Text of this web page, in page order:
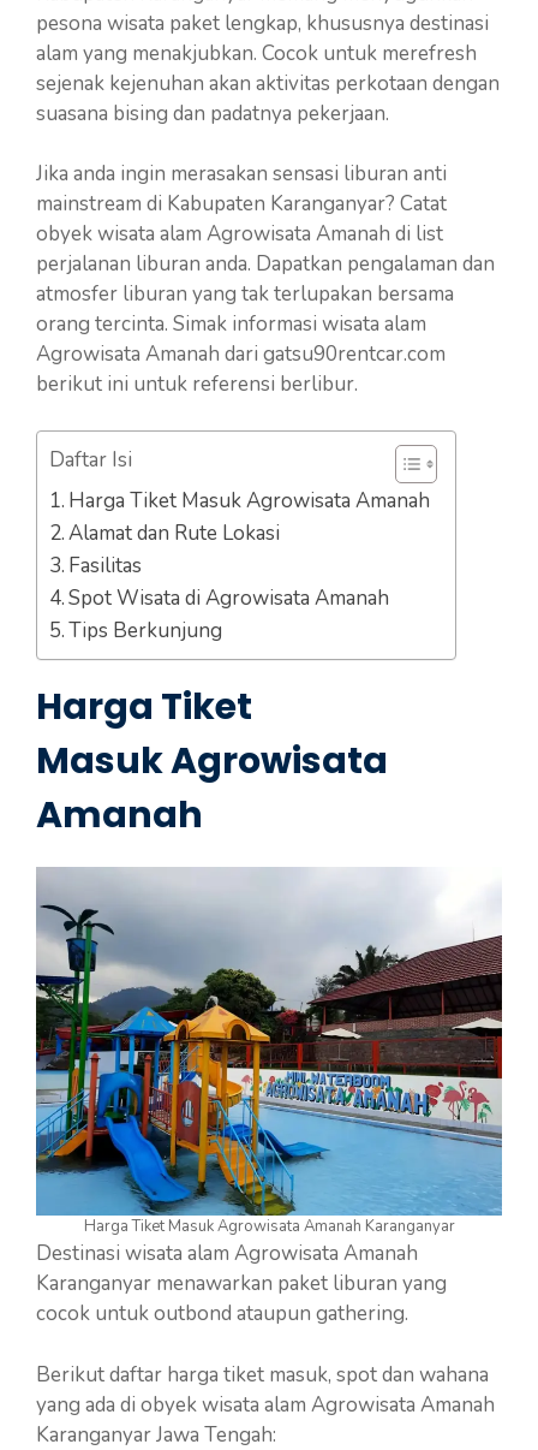
pesona wisata paket lengkap, khususnya destinasi
alam yang menakjubkan. Cocok untuk merefresh
sejenak kejenuhan akan aktivitas perkotaan dengan
suasana bising dan padatnya pekerjaan.
Jika anda ingin merasakan sensasi liburan anti
mainstream di Kabupaten Karanganyar? Catat
obyek wisata alam Agrowisata Amanah di list
perjalanan liburan anda. Dapatkan pengalaman dan
atmosfer liburan yang tak terlupakan bersama
orang tercinta. Simak informasi wisata alam
Agrowisata Amanah dari gatsu90rentcar.com
berikut ini untuk referensi berlibur.
Daftar Isi
Harga Tiket Masuk Agrowisata Amanah
Alamat dan Rute Lokasi
Fasilitas
Spot Wisata di Agrowisata Amanah
Tips Berkunjung
Harga Tiket
Masuk Agrowisata
Amanah
Harga Tiket Masuk Agrowisata Amanah Karanganyar
Destinasi wisata alam Agrowisata Amanah
Karanganyar menawarkan paket liburan yang
cocok untuk outbond ataupun gathering.
Berikut daftar harga tiket masuk, spot dan wahana
yang ada di obyek wisata alam Agrowisata Amanah
Karanganyar Jawa Tengah: